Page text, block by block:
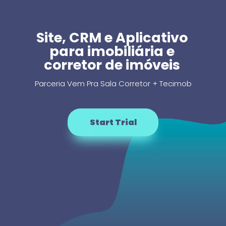
Site, CRM e Aplicativo
para imobiliária e
corretor de imóveis
Parceria Vem Pra Sala Corretor + Tecimob
Start Trial